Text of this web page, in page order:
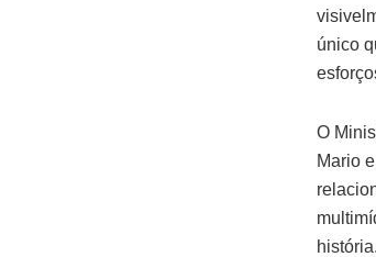
único
O
Mario
história.